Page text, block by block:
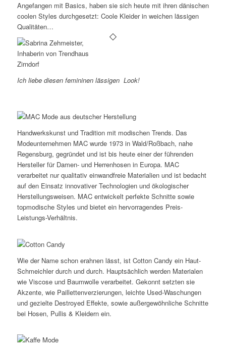
Angefangen mit Basics, haben sie sich heute mit ihren dänischen
coolen Styles durchgesetzt: Coole Kleider in weichen lässigen
Qualitäten…
Ich liebe diesen femininen lässigen Look!
Handwerkskunst und Tradition mit modischen Trends. Das
Modeunternehmen MAC wurde 1973 in Wald/Roßbach, nahe
Regensburg, gegründet und ist bis heute einer der führenden
Hersteller für Damen- und Herrenhosen in Europa. MAC
verarbeitet nur qualitativ einwandfreie Materialien und ist bedacht
auf den Einsatz innovativer Technologien und ökologischer
Herstellungsweisen. MAC entwickelt perfekte Schnitte sowie
topmodische Styles und bietet ein hervorragendes Preis-
Leistungs-Verhältnis.
Wie der Name schon erahnen lässt, ist Cotton Candy ein Haut-
Schmeichler durch und durch. Hauptsächlich werden Materialen
wie Viscose und Baumwolle verarbeitet. Gekonnt setzten sie
Akzente, wie Paillettenverzierungen, leichte Used-Waschungen
und gezielte Destroyed Effekte, sowie außergewöhnliche Schnitte
bei Hosen, Pullis & Kleidern ein.